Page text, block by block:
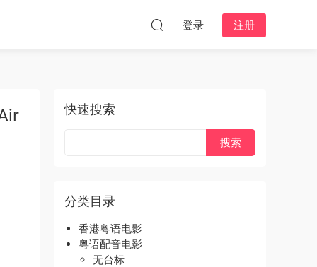
登录 注册
快速搜索
分类目录
香港粤语电影
粤语配音电影
无台标